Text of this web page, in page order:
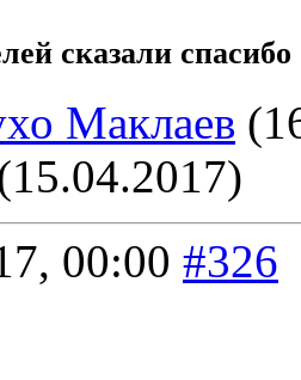
сказали
Маклаев
00:00 #326